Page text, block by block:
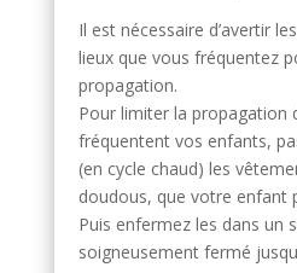
Il est nécessaire d’avertir
lieux que vous fréquentez
propagation.
Pour limiter la propagation
fréquentent vos enfants,
(en cycle chaud) les
doudous, que votre enfant
Puis enfermez les dans un
soigneusement fermé